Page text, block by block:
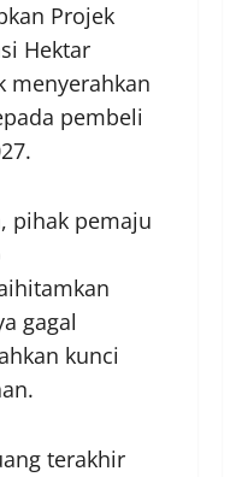
Projek
Hektar
menyerahkan
pembeli
pihak pemaju
gagal
kunci
terakhir